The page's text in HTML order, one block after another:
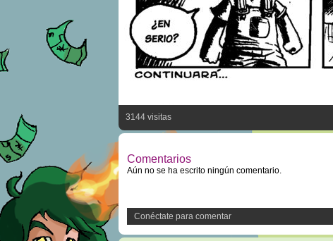
3144 visitas
Comentarios
Aún no se ha escrito ningún comentario.
Conéctate para comentar